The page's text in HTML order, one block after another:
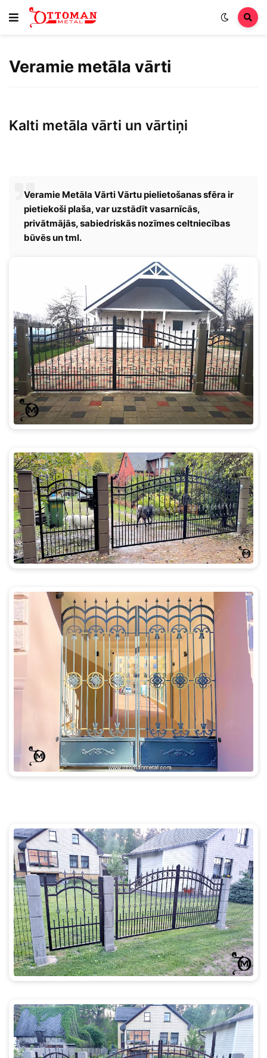
Veramie metāla vārti
Kalti metāla vārti un vārtiņi
Veramie Metāla Vārti Vārtu pielietošanas sfēra ir
pietiekoši plaša, var uzstādīt vasarnīcās,
privātmājās, sabiedriskās nozīmes celtniecības
būvēs un tml.